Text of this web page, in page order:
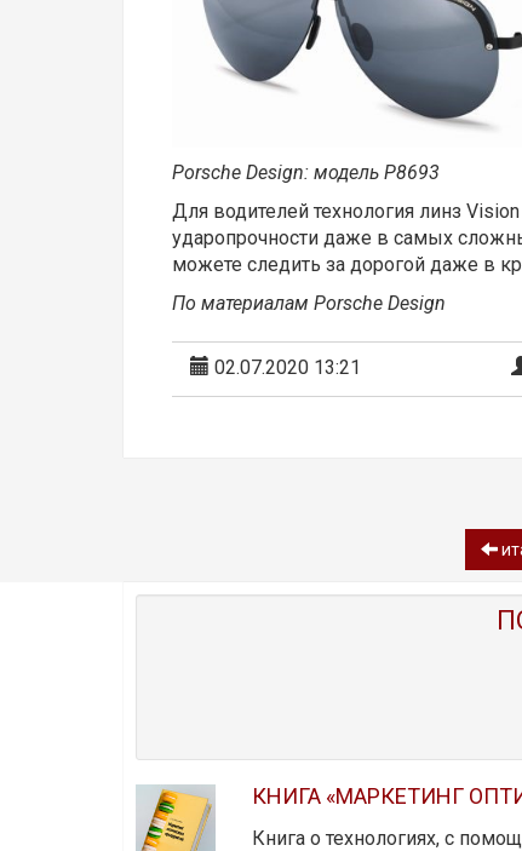
Porsche Design: модель P8693
Для водителей технология линз
ударопрочности даже в самых
можете следить за дорогой даже в
По материалам Porsche Design
02.07.2020 13:21
КНИГА «МАРКЕТИНГ
Книга о технологиях, с